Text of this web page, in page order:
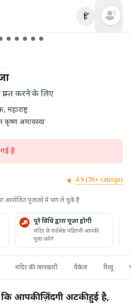
हिं Open
करने के लिए
महाराष्ट्र
कृष्ण अमावस्या
है
4.9 (7K+ ratings)
आयोजित पूजाओ में भाग ले चुके हैं
पूरे विधि द्वारा पूजा होगी
मंदिर के सर्वश्रेष्ठ पंडितजी आपकी
पूजा करेंगे
मंदिर की जानकारी पैकेज रिव्यू
आपकी ज़िंदगी अटकी हुई है,